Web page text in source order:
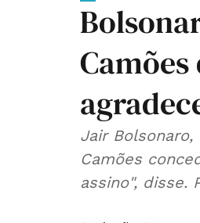
Jair
Camões
assino", disse.